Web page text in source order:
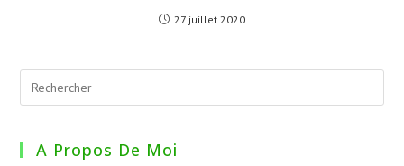
27 juillet 2020
A Propos De Moi